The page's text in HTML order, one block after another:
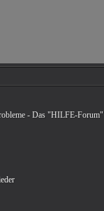
- Das "HILFE-Forum"